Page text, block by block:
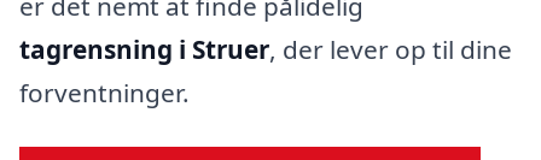
tagrensning i Struer, der lever op til dine
forventninger.